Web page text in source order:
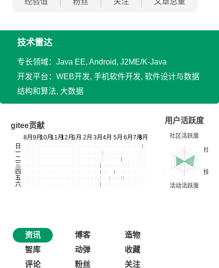
技术雷达
专长领域：Java EE, Android, J2ME/K-Java
开发平台：WEB开发, 手机软件开发, 软件设计与数据
结构和算法, 大数据
gitee贡献
用户活跃度
资讯 博客
造物
智库
动弹
收藏
评论
粉丝 关注